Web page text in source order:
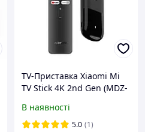
TV-Приставка Xiaomi Mi
TV Stick 4K 2nd Gen (MDZ-
В наявності
5.0 (1)